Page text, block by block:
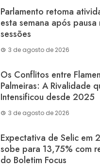
Parlamento retoma
esta semana após pausa
sessões
3 de agosto de 2026
Os Conflitos entre
Palmeiras: A Rivalidade
Intensificou desde 2025
3 de agosto de 2026
Expectativa de Selic em
sobe para 13,75% com
do Boletim Focus